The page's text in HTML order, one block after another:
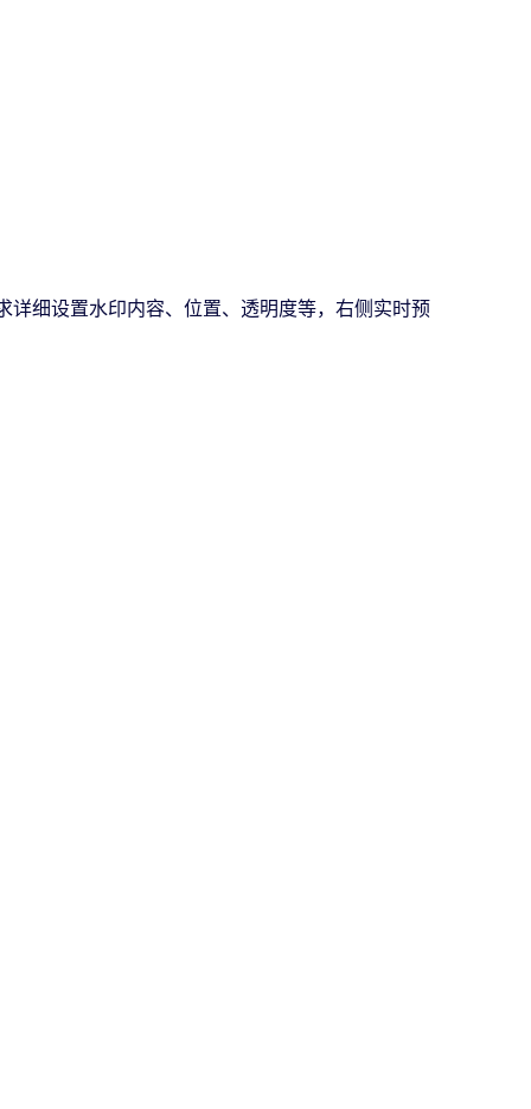
详细设置水印内容、位置、透明度等，右侧实时预